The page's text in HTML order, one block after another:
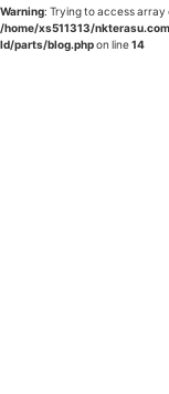
Warning: Trying to access
/home/xs511313/
ld/parts/blog.phpon line14